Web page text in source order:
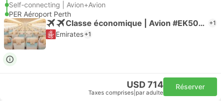
Self-connecting | Avion+Avion
PER Aéroport Perth
Classe économique | Avion #EK5063 +1
Emirates +1
USD 714
Taxes comprises par adulte
Réserver